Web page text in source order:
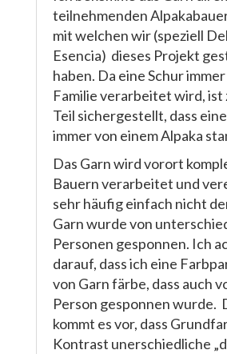
teilnehmenden
mit welchen wir (speziell
Esencia) dieses Projekt
haben. Da eine Schur
Familie verarbeitet wird, ist
Teil sichergestellt, dass
immer von einem Alpaka
Das Garn wird vorort
Bauern verarbeitet und
sehr häufig einfach nicht
Garn wurde von
Personen gesponnen. Ich
darauf, dass ich eine
von Garn färbe, dass auch
Person gesponnen wurde.
kommt es vor, dass
Kontrast unerschiedliche